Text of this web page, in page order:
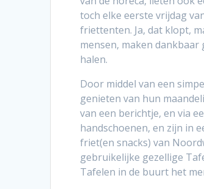
toch elke eerste vrijdag
friettenten. Ja, dat klopt,
mensen, maken
halen.
Door middel van een
genieten van hun
van een berichtje, en via
handschoenen, en zijn in
friet(en snacks) van
gebruikelijke gezellige
Tafelen in de buurt het